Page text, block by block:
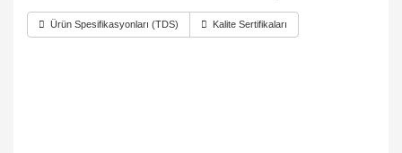
Ürün Spesifikasyonları (TDS) Kalite Sertifikaları